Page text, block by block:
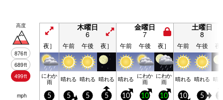
高度
876ft
689ft
499ft
木曜日
6
金曜日
7
土曜日
8
夜］ 午前 午後 夜］ 午前 午後 夜］ 午前 午後 夜
にわか
雨 晴れる 晴れる 晴れる 晴れる にわか
雨
にわか
雨 晴れる 晴れる 晴
mph 5 5 5 5 10 10 10 10 5